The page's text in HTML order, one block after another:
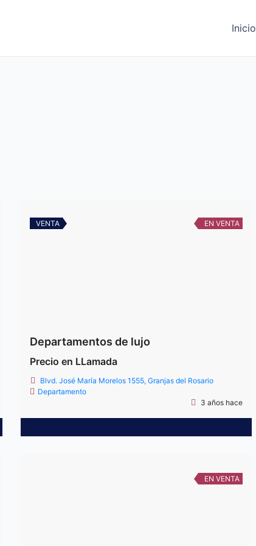
Inicio
VENTA EN VENTA
Departamentos de lujo
Precio en LLamada
Blvd. José María Morelos 1555, Granjas del Rosario
Departamento
3 años hace
EN VENTA